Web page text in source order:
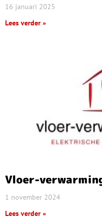
16 januari 2025
Lees verder »
Vloer-
1 november 2024
Lees verder »